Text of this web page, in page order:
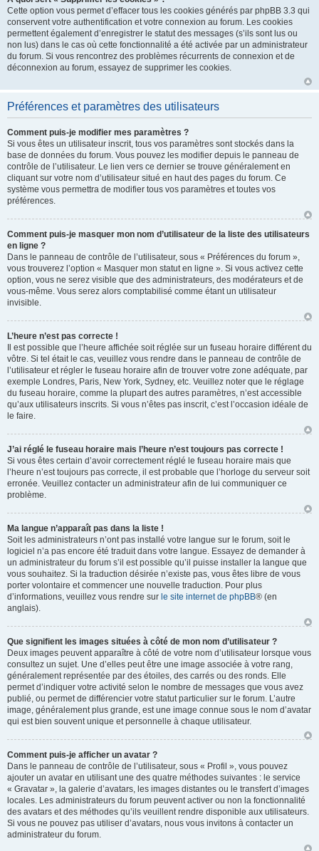
Cette option vous permet d’effacer tous les cookies générés par phpBB 3.3 qui
conservent votre authentification et votre connexion au forum. Les cookies
permettent également d’enregistrer le statut des messages (s’ils sont lus ou
non lus) dans le cas où cette fonctionnalité a été activée par un administrateur
du forum. Si vous rencontrez des problèmes récurrents de connexion et de
déconnexion au forum, essayez de supprimer les cookies.
Préférences et paramètres des utilisateurs
Comment puis-je modifier mes paramètres ?
Si vous êtes un utilisateur inscrit, tous vos paramètres sont stockés dans la
base de données du forum. Vous pouvez les modifier depuis le panneau de
contrôle de l’utilisateur. Le lien vers ce dernier se trouve généralement en
cliquant sur votre nom d’utilisateur situé en haut des pages du forum. Ce
système vous permettra de modifier tous vos paramètres et toutes vos
préférences.
Comment puis-je masquer mon nom d’utilisateur de la liste des utilisateurs
en ligne ?
Dans le panneau de contrôle de l’utilisateur, sous « Préférences du forum »,
vous trouverez l’option « Masquer mon statut en ligne ». Si vous activez cette
option, vous ne serez visible que des administrateurs, des modérateurs et de
vous-même. Vous serez alors comptabilisé comme étant un utilisateur
invisible.
L’heure n’est pas correcte !
Il est possible que l’heure affichée soit réglée sur un fuseau horaire différent du
vôtre. Si tel était le cas, veuillez vous rendre dans le panneau de contrôle de
l’utilisateur et régler le fuseau horaire afin de trouver votre zone adéquate, par
exemple Londres, Paris, New York, Sydney, etc. Veuillez noter que le réglage
du fuseau horaire, comme la plupart des autres paramètres, n’est accessible
qu’aux utilisateurs inscrits. Si vous n’êtes pas inscrit, c’est l’occasion idéale de
le faire.
J’ai réglé le fuseau horaire mais l’heure n’est toujours pas correcte !
Si vous êtes certain d’avoir correctement réglé le fuseau horaire mais que
l’heure n’est toujours pas correcte, il est probable que l’horloge du serveur soit
erronée. Veuillez contacter un administrateur afin de lui communiquer ce
problème.
Ma langue n’apparaît pas dans la liste !
Soit les administrateurs n’ont pas installé votre langue sur le forum, soit le
logiciel n’a pas encore été traduit dans votre langue. Essayez de demander à
un administrateur du forum s’il est possible qu’il puisse installer la langue que
vous souhaitez. Si la traduction désirée n’existe pas, vous êtes libre de vous
porter volontaire et commencer une nouvelle traduction. Pour plus
d’informations, veuillez vous rendre sur le site internet de phpBB® (en
anglais).
Que signifient les images situées à côté de mon nom d’utilisateur ?
Deux images peuvent apparaître à côté de votre nom d’utilisateur lorsque vous
consultez un sujet. Une d’elles peut être une image associée à votre rang,
généralement représentée par des étoiles, des carrés ou des ronds. Elle
permet d’indiquer votre activité selon le nombre de messages que vous avez
publié, ou permet de différencier votre statut particulier sur le forum. L’autre
image, généralement plus grande, est une image connue sous le nom d’avatar
qui est bien souvent unique et personnelle à chaque utilisateur.
Comment puis-je afficher un avatar ?
Dans le panneau de contrôle de l’utilisateur, sous « Profil », vous pouvez
ajouter un avatar en utilisant une des quatre méthodes suivantes : le service
« Gravatar », la galerie d’avatars, les images distantes ou le transfert d’images
locales. Les administrateurs du forum peuvent activer ou non la fonctionnalité
des avatars et des méthodes qu’ils veuillent rendre disponible aux utilisateurs.
Si vous ne pouvez pas utiliser d’avatars, nous vous invitons à contacter un
administrateur du forum.